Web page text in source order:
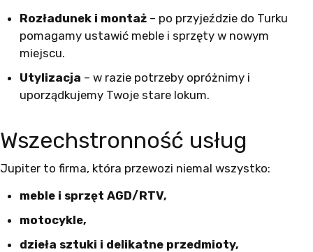
Rozładunek i montaż – po przyjeździe do Turku
pomagamy ustawić meble i sprzęty w nowym
miejscu.
Utylizacja – w razie potrzeby opróżnimy i
uporządkujemy Twoje stare lokum.
Wszechstronność usług
Jupiter to firma, która przewozi niemal wszystko:
meble i sprzęt AGD/RTV,
motocykle,
dzieła sztuki i delikatne przedmioty,